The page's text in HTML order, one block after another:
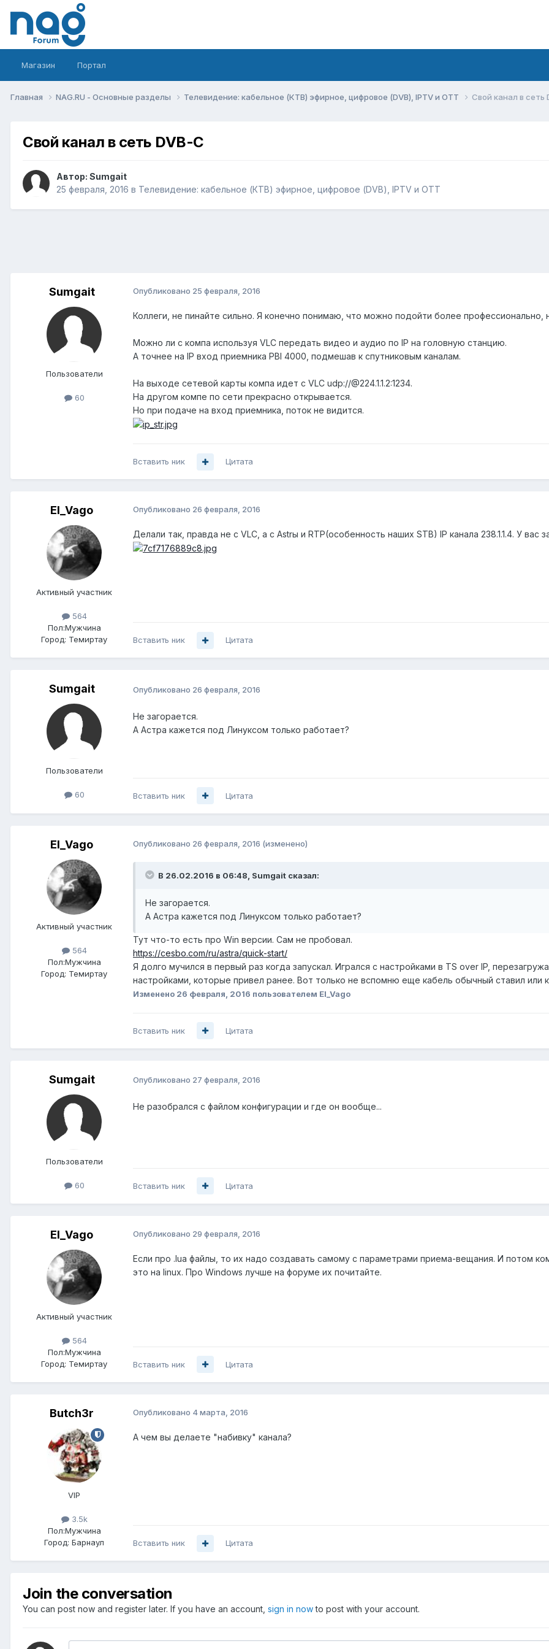
Магазин Портал
Главная NAG.RU - Основные разделы Телевидение: кабельное (КТВ) эфирное, цифровое (DVB), IPTV и OTT Свой канал в сеть
Свой канал в сеть DVB-C
Автор: Sumgait
25 февраля, 2016 в Телевидение: кабельное (КТВ) эфирное, цифровое (DVB), IPTV и OTT
Sumgait
Пользователи
60
Опубликовано 25 февраля, 2016
Коллеги, не пинайте сильно. Я конечно понимаю, что можно подойти более профессионально,
Можно ли с компа используя VLC передать видео и аудио по IP на головную станцию.
А точнее на IP вход приемника PBI 4000, подмешав к спутниковым каналам.
На выходе сетевой карты компа идет c VLC udp://@224.1.1.2:1234.
На другом компе по сети прекрасно открывается.
Но при подаче на вход приемника, поток не видится.
Вставить ник Цитата
El_Vago
Активный участник
564
Пол:Мужчина
Город: Темиртау
Опубликовано 26 февраля, 2016
Делали так, правда не с VLC, а с Astrы и RTP(особенность наших STB) IP канала 238.1.1.4. У вас
Вставить ник Цитата
Sumgait
Пользователи
60
Опубликовано 26 февраля, 2016
Не загорается.
А Астра кажется под Линуксом только работает?
Вставить ник Цитата
El_Vago
Активный участник
564
Пол:Мужчина
Город: Темиртау
Опубликовано 26 февраля, 2016 (изменено)
В 26.02.2016 в 06:48, Sumgait сказал:
Не загорается.
А Астра кажется под Линуксом только работает?
Тут что-то есть про Win версии. Сам не пробовал.
https://cesbo.com/ru/astra/quick-start/
Я долго мучился в первый раз когда запускал. Игрался с настройками в TS over IP,
настройками, которые привел ранее. Вот только не вспомню еще кабель обычный ставил
Изменено 26 февраля, 2016 пользователем El_Vago
Вставить ник Цитата
Sumgait
Пользователи
60
Опубликовано 27 февраля, 2016
Не разобрался с файлом конфигурации и где он вообще...
Вставить ник Цитата
El_Vago
Активный участник
564
Пол:Мужчина
Город: Темиртау
Опубликовано 29 февраля, 2016
Если про .lua файлы, то их надо создавать самому с параметрами приема-вещания. И потом
это на linux. Про Windows лучше на форуме их почитайте.
Вставить ник Цитата
Butch3r
VIP
3.5k
Пол:Мужчина
Город: Барнаул
Опубликовано 4 марта, 2016
А чем вы делаете "набивку" канала?
Вставить ник Цитата
Join the conversation
You can post now and register later. If you have an account, sign in nowto post with your account.